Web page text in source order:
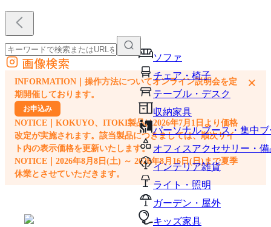
ソファ
チェア・椅子
テーブル・デスク
収納家具
パーソナルブース・集中
オフィスアクセサリー・備
インテリア雑貨
ライト・照明
ガーデン・屋外
キッズ家具
外部サイトの商品をカートに追加
他のサイトで見つけた商品ページのURLを貼り付けて、カートに追加できます
画像検索
INFORMATION｜操作方法についてオンライン説明会を定
期開催しております。
お申込み
NOTICE｜KOKUYO、ITOKI製品は2026年7月1日より価格
改定が実施されます。該当製品につきましては、順次サイ
ト内の表示価格を更新いたします。
NOTICE｜2026年8月8日(土) ～ 2026年8月16日(日)まで夏季
休業とさせていただきます。
×